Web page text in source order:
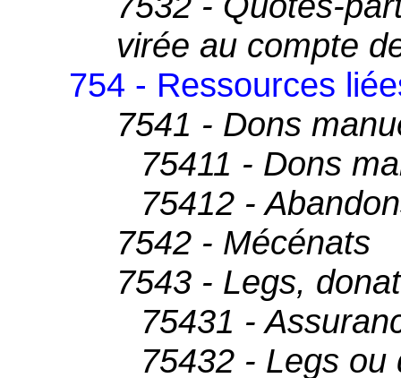
virée au compte
754 - Ressources
7541 - Dons
75411 - Dons
75412 -
7542 - Mécénats
7543 - Legs,
75431 -
75432 - Legs ou